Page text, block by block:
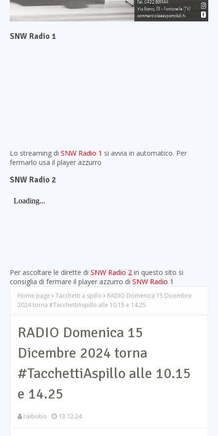
SNW Radio 1
Lo streaming di SNW Radio 1 si avvia in automatico. Per
fermarlo usa il player azzurro
SNW Radio 2
Per ascoltare le dirette di SNW Radio 2 in questo sito si
consiglia di fermare il player azzurro di SNW Radio 1
Home page Tacchetti a spillo
RADIO Domenica 15 Dicembre
2024 torna #TacchettiAspillo alle 10.15 e 14.25
RADIO Domenica 15
Dicembre 2024 torna
#TacchettiAspillo alle 10.15
e 14.25
raibobo 13.12.24